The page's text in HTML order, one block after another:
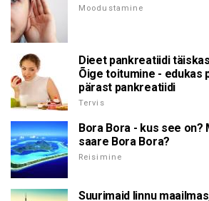
Moodustamine
Dieet pankreatiidi
Õige toitumine - edukas
pärast pankreatiidi
Tervis
Bora Bora - kus see on?
saare Bora Bora?
Reisimine
Suurimaid linnu